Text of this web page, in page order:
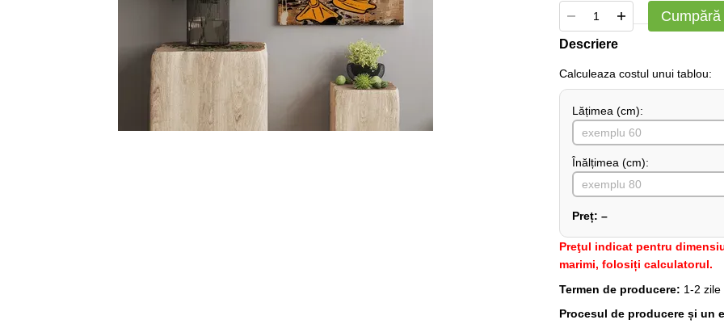
Descriere
Сalculeaza costul unui tablou:
Lățimea (сm):
Înălțimea (cm):
Preț: –
Preţul indicat pentru
marimi, folosiți calculatorul.
Termen de producere: 1-2
Procesul de producere și un